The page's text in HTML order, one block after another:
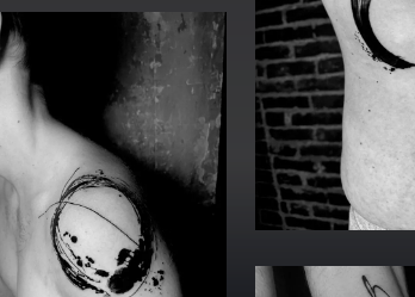
campo qui sotto, al
entro un giorno ti